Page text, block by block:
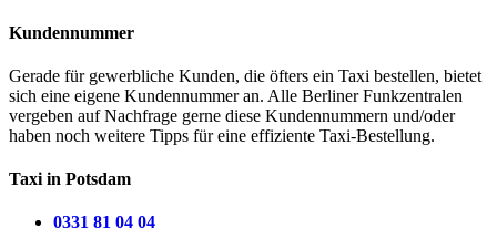
Kundennummer
Gerade für gewerbliche Kunden, die öfters ein Taxi bestellen, bietet
sich eine eigene Kundennummer an. Alle Berliner Funkzentralen
vergeben auf Nachfrage gerne diese Kundennummern und/oder
haben noch weitere Tipps für eine effiziente Taxi-Bestellung.
Taxi in Potsdam
0331 81 04 04